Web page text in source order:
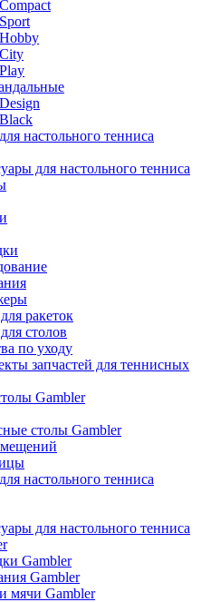
настольного тенниса
для настольного тенниса
ракеток
столов
по уходу
запчастей для теннисных
Gambler
столы Gambler
настольного тенниса
для настольного тенниса
Gambler
Gambler
мячи Gambler